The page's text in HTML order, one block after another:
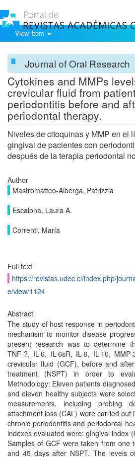
View Item
Journal of Oral Research
Cytokines and MMPs
crevicular fluid from
periodontitis before and
periodontal therapy.
Niveles de citoquinas y MMP en el
gingival de pacientes con
después de la terapia periodontal
Author
Mastromatteo-Alberga, Patrizzia
Escalona, Laura A.
Correnti, María
Full text
https://revistas.udec.cl/index.php/
e/view/1124
Abstract
The study of host response in
mechanism to monitor disease
present research was to determine
TNF-?, IL-6, IL-6sR, IL-8, IL-10,
crevicular fluid (GCF), before and
treatment (NSPT) in order to
Methodology: Eleven patients
and eleven healthy subjects were
measurements, including probing
attachment loss (CAL) were carried out
chronic periodontitis and periodontal
indexes evaluated were: gingival index
Samples of GCF were taken from one
and 45 days after NSPT. The levels